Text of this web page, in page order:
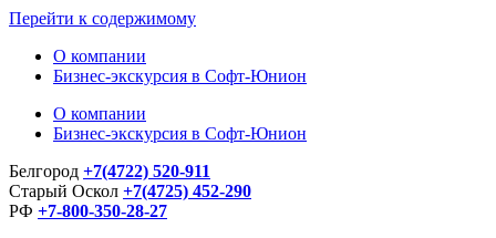
Перейти к содержимому
О компании
Бизнес-экскурсия в Софт-Юнион
О компании
Бизнес-экскурсия в Софт-Юнион
Белгород +7(4722) 520-911
Старый Оскол +7(4725) 452-290
РФ +7-800-350-28-27